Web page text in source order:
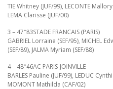
TIE Whitney (JUF/99), LECONTE
LEMA Clarisse (JUF/00)
3 – 47″83STADE FRANCAIS (PARIS)
GABRIEL Lorraine (SEF/95), MICHEL
(SEF/89), JALMA Myriam (SEF/88)
4 – 48″46AC PARIS-JOINVILLE
BARLES Pauline (JUF/99), LEDUC
MOMONT Mathilda (CAF/02)